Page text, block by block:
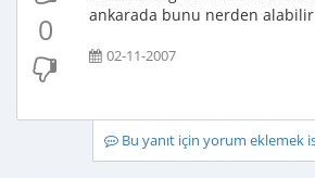
0
ankarada bunu nerden
02-11-2007
Bu yanıt için yorum eklemek